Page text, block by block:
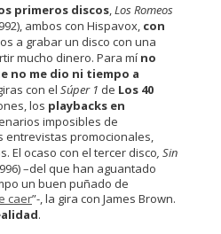
primeros discos,Los Romeos
ambos con Hispavox, con
a grabar un disco con una
mucho dinero. Para mí no
no me dio ni tiempo a
con el Súper 1 de Los 40
los playbacks en
imposibles de
entrevistas promocionales,
El ocaso con el tercer disco, Sin
–del que han aguantado
un buen puñado de
caer”-, la gira con James Brown.
.